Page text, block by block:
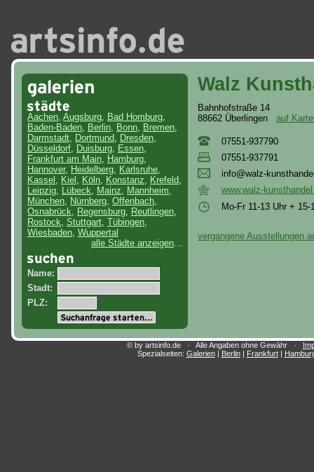
Aachen, Augsburg, Bad Homburg,
Baden-Baden, Berlin, Bonn, Bremen,
Darmstadt, Dortmund, Dresden,
Düsseldorf, Duisburg, Essen,
Frankfurt am Main, Hamburg,
Hannover, Heidelberg, Karlsruhe,
Kassel , Kiel , Köln, Konstanz, Krefeld,
Leipzig, Lübeck, Mainz, Mannheim,
München, Nürnberg, Offenbach,
Osnabrück, Regensburg, Reutlingen,
Rostock, Stuttgart, Tübingen,
Wiesbaden, Wuppertal
alle Städte anzeigen...
Name:
Stadt:
PLZ:
Walz
Bahnhofstraße 14
88662 Überlingen auf
07551-937790
07551-937791
info@walz-kunsthan
www.walz-
Mo-Fr 11-13 Uhr +
vergangene Ausstellungen
© by artsinfo.de · Alle Angaben ohne Gewähr ·
Spezialseiten: Galerien| Berlin| Frankfurt|